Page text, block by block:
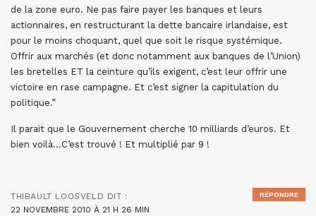
de la zone euro. Ne pas faire payer les banques et leurs
actionnaires, en restructurant la dette bancaire irlandaise, est
pour le moins choquant, quel que soit le risque systémique.
Offrir aux marchés (et donc notamment aux banques de l’Union)
les bretelles ET la ceinture qu’ils exigent, c’est leur offrir une
victoire en rase campagne. Et c’est signer la capitulation du
politique.”
Il parait que le Gouvernement cherche 10 milliards d’euros. Et
bien voilà…C’est trouvé ! Et multiplié par 9 !
THIBAULT LOOSVELD DIT :
22 NOVEMBRE 2010 À 21 H 26 MIN
RÉPONDRE